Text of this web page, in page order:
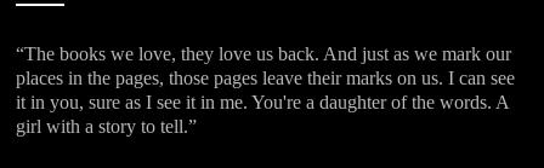
“The books we love, they love us back. And just as we mark our
places in the pages, those pages leave their marks on us. I can see
it in you, sure as I see it in me. You're a daughter of the words. A
girl with a story to tell.”